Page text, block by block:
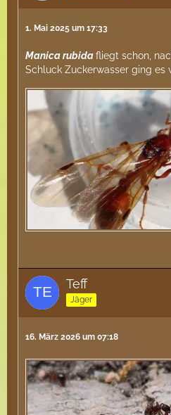
1. Mai 2025 um 17:33
Manica rubidafliegt schon,
Schluck Zuckerwasser ging es
Teff
Jäger
16. März 2026 um 07:18